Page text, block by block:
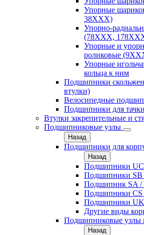
Упорные
38ХХХ)
Упорно-
(78XXX,
Упорные и
роликовые
Упорные
кольца к ним
Подшипники
втулки)
Велосипедные
Подшипники для тачки
Втулки закрепительные и
Подшипниковые узлы
Назад
Подшипники для
Назад
Подшипники
Подшипники SB
Подшипник SA /
Подшипники CS
Подшипники UK
Другие виды
Подшипниковые узлы
Назад